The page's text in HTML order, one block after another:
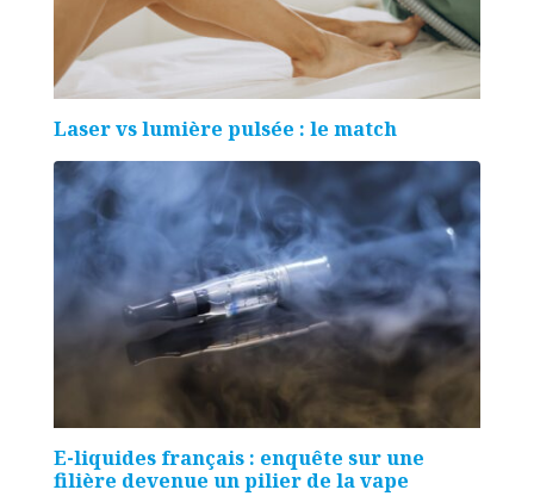
Laser vs lumière pulsée : le match
E-liquides français : enquête sur une
filière devenue un pilier de la vape